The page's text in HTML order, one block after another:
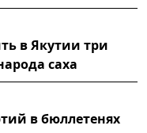
в Якутии три
саха
в бюллетенях